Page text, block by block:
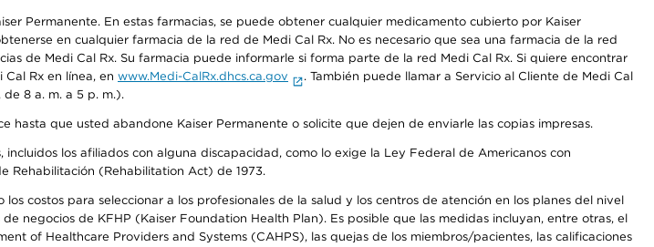
Permanente. En estas farmacias, se puede obtener cualquier medicamento cubierto por Kaiser
en cualquier farmacia de la red de Medi Cal Rx. No es necesario que sea una farmacia de la red
de Medi Cal Rx. Su farmacia puede informarle si forma parte de la red Medi Cal Rx. Si quiere encontrar
Rx en línea, en www.Medi-CalRx.dhcs.ca.gov
. También puede llamar a Servicio al Cliente de Medi Cal
8 a. m. a 5 p. m.).
que usted abandone Kaiser Permanente o solicite que dejen de enviarle las copias impresas.
los afiliados con alguna discapacidad, como lo exige la Ley Federal de Americanos con
Rehabilitación (Rehabilitation Act) de 1973.
costos para seleccionar a los profesionales de la salud y los centros de atención en los planes del nivel
negocios de KFHP (Kaiser Foundation Health Plan). Es posible que las medidas incluyan, entre otras, el
of Healthcare Providers and Systems (CAHPS), las quejas de los miembros/pacientes, las calificaciones